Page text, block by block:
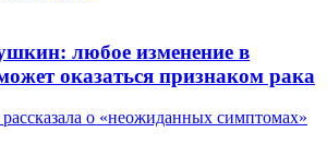
любое изменение в
оказаться признаком рака
о «неожиданных симптомах»